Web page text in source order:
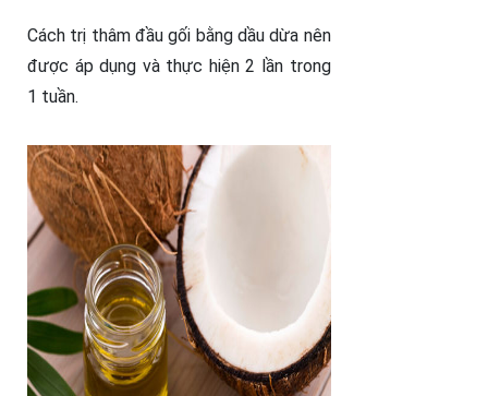
Cách trị thâm đầu gối bằng dầu dừa nên
được áp dụng và thực hiện 2 lần trong
1 tuần.